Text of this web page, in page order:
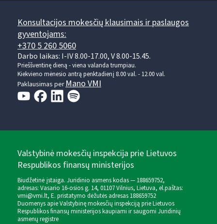
Konsultacijos mokesčių klausimais ir paslaugos
gyventojams:
+370 5 260 5060
Darbo laikas: I-IV 8.00-17.00, V 8.00-15.45.
Prieššventinę dieną - viena valanda trumpiau.
Kiekvieno mėnesio antrą penktadienį 8.00 val. - 12.00 val.
Paklausimas perMano VMI
Valstybinė mokesčių inspekcija prie Lietuvos
Respublikos finansų ministerijos
Biudžetinė įstaiga. Juridinio asmens kodas — 188659752,
adresas: Vasario 16-osios g. 14, 01107 Vilnius, Lietuva, el.paštas:
vmi@vmi.lt, E. pristatymo dėžutės adresas 188659752
Duomenys apie Valstybinę mokesčių inspekciją prie Lietuvos
Respublikos finansų ministerijos kaupiami ir saugomi Juridinių
asmenų registre